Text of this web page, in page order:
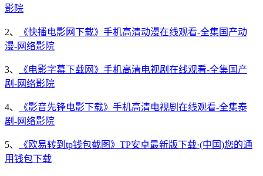
影院
2、
《快播电影网下载》手机高清动漫在线观看-全集国产动
漫-网络影院
3、
《电影字幕下载网》手机高清电视剧在线观看-全集国产
剧-网络影院
4、
《影音先锋电影下载》手机高清电视剧在线观看-全集泰
剧-网络影院
5、
《欧易转到tp钱包截图》TP安卓最新版下载·(中国)您的通
用钱包下载